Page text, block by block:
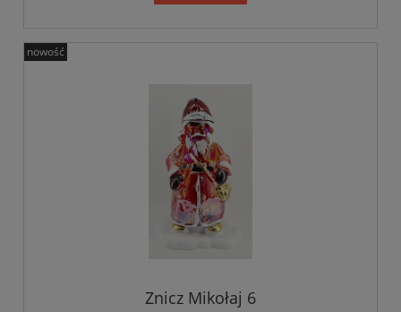
Znicz Mikołaj 6
nowość